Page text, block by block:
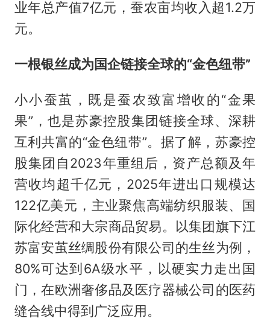
业年总产值7亿元，蚕农亩均收入超1.2万
元。
一根银丝成为国企链接全球的“金色纽带”
小小蚕茧，既是蚕农致富增收的“金果
果”，也是苏豪控股集团链接全球、深耕
互利共富的“金色纽带”。据了解，苏豪控
股集团自2023年重组后，资产总额及年
营收均超千亿元，2025年进出口规模达
122亿美元，主业聚焦高端纺织服装、国
际化经营和大宗商品贸易。以集团旗下江
苏富安茧丝绸股份有限公司的生丝为例，
80%可达到6A级水平，以硬实力走出国
门，在欧洲奢侈品及医疗器械公司的医药
缝合线中得到广泛应用。